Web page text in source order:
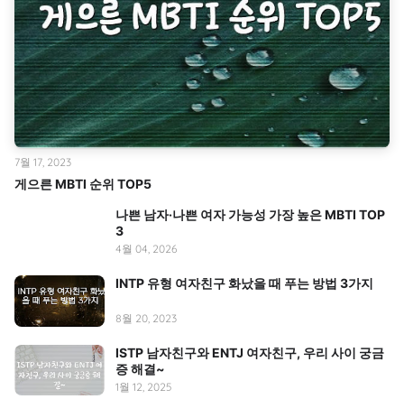
게으른 MBTI 순위 TOP5
7월 17, 2023
나쁜 남자·나쁜 여자 가능성 가장 높은 MBTI TOP
3
4월 04, 2026
INTP 유형 여자친구 화났을 때 푸는 방법 3가지
8월 20, 2023
ISTP 남자친구와 ENTJ 여자친구, 우리 사이 궁금
증 해결~
1월 12, 2025